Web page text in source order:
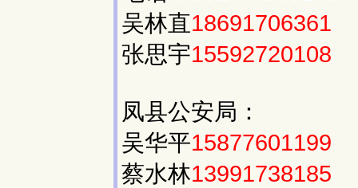
吴林直18691706361
张思宇15592720108
凤县公安局：
吴华平15877601199
蔡水林13991738185